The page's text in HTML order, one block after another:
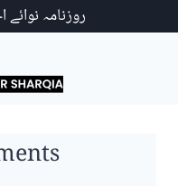
روزنامہ